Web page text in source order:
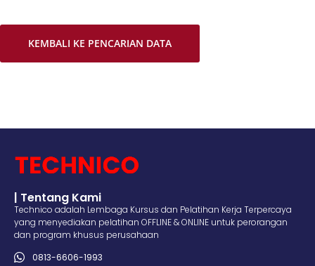
KEMBALI KE PENCARIAN DATA
| Tentang Kami
Technico adalah Lembaga Kursus dan Pelatihan Kerja Terpercaya
yang menyediakan pelatihan OFFLINE & ONLINE untuk perorangan
dan program khusus perusahaan
0813-6606-1993